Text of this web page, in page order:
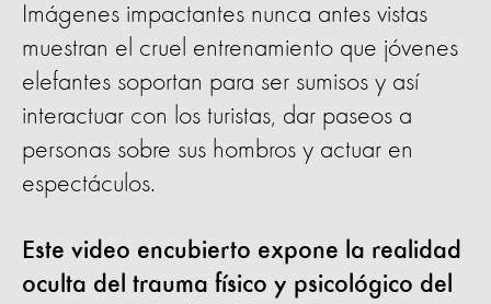
Imágenes impactantes nunca antes vistas
muestran el cruel entrenamiento que jóvenes
elefantes soportan para ser sumisos y así
interactuar con los turistas, dar paseos a
personas sobre sus hombros y actuar en
espectáculos.
Este video encubierto expone la realidad
oculta del trauma físico y psicológico del